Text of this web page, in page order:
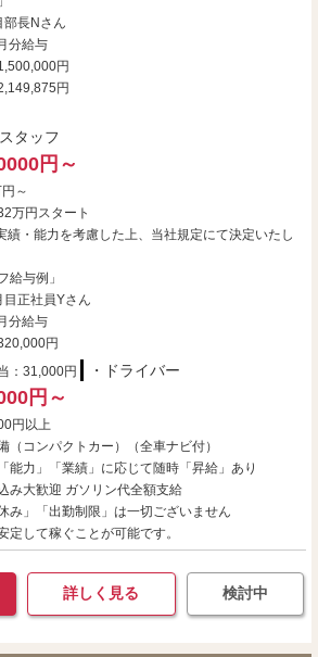
部長Nさん
分給与
円
円
タッフ
円～
～
万円スタート
績・能力を考慮した上、当社規定にて決定いたし
給与例」
目正社員Yさん
分給与
円
：31,000円
・ドライバー
円～
円以上
（コンパクトカー）（全車ナビ付）
能力」「業績」に応じて随時「昇給」あり
み大歓迎 ガソリン代全額支給
み」「出勤制限」は一切ございません
定して稼ぐことが可能です。
詳しく見る 検討中